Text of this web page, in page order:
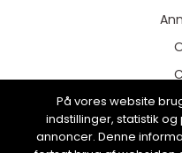
På vores website
indstillinger, statistik
annoncer. Denne